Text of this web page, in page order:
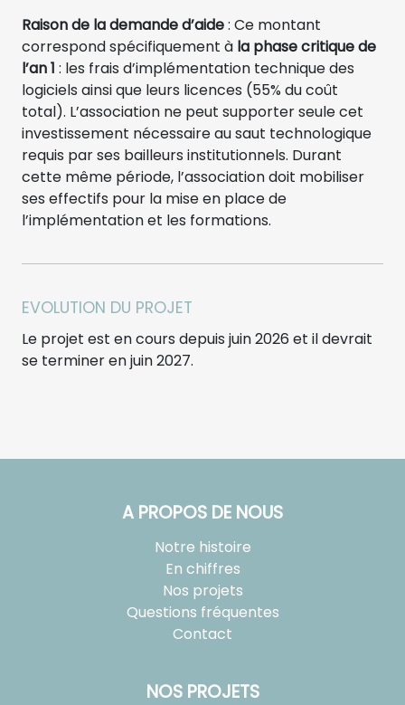
Raison de la demande d’aide: Ce montant
correspond spécifiquement à la phase critique de
l’an 1 : les frais d’implémentation technique des
logiciels ainsi que leurs licences (55% du coût
total). L’association ne peut supporter seule cet
investissement nécessaire au saut technologique
requis par ses bailleurs institutionnels. Durant
cette même période, l’association doit mobiliser
ses effectifs pour la mise en place de
l’implémentation et les formations.
EVOLUTION DU PROJET
Le projet est en cours depuis juin 2026 et il devrait
se terminer en juin 2027.
A PROPOS DE NOUS
Notre histoire
En chiffres
Nos projets
Questions fréquentes
Contact
NOS PROJETS